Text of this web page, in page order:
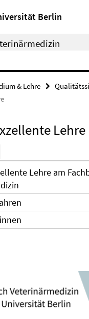
Berlin
& Lehre
Lehre
Lehre am